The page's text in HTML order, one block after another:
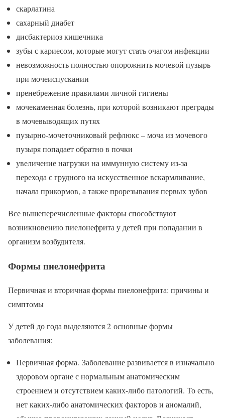
скарлатина
сахарный диабет
дисбактериоз кишечника
зубы с кариесом, которые могут стать очагом инфекции
невозможность полностью опорожнить мочевой пузырь
при мочеиспускании
пренебрежение правилами личной гигиены
мочекаменная болезнь, при которой возникают преграды
в мочевыводящих путях
пузырно-мочеточниковый рефлюкс – моча из мочевого
пузыря попадает обратно в почки
увеличение нагрузки на иммунную систему из-за
перехода с грудного на искусственное вскармливание,
начала прикормов, а также прорезывания первых зубов
Все вышеперечисленные факторы способствуют
возникновению пиелонефрита у детей при попадании в
организм возбудителя.
Формы пиелонефрита
Первичная и вторичная формы пиелонефрита: причины и
симптомы
У детей до года выделяются 2 основные формы
заболевания:
Первичная форма. Заболевание развивается в изначально
здоровом органе с нормальным анатомическим
строением и отсутствием каких-либо патологий. То есть,
нет каких-либо анатомических факторов и аномалий,